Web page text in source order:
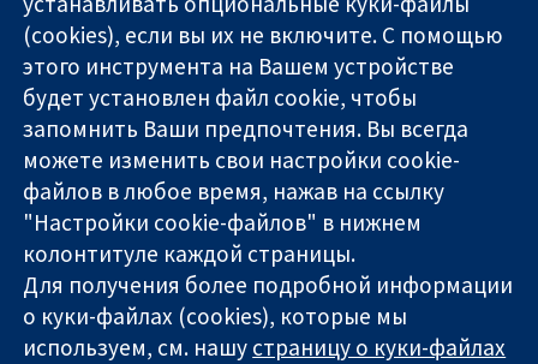
Надёжные
доказательства
Информированные
решения
Во благо
здоровья
Square
London
W1G 0AN
United Kingdom
нами
Новости
Пресс-
служба
О нас
Работа
Cochrane
Library
The Cochrane Collaboration is a charity (no. 1045921) and a
company limited by guarantee (no. 03044323) registered in
England & Wales. VAT registration number GB 718 2127 49.
(cookies), если вы их не включите. С помощью
этого инструмента на Вашем устройстве
будет установлен файл cookie, чтобы
запомнить Ваши предпочтения. Вы всегда
можете изменить свои настройки cookie-
файлов в любое время, нажав на ссылку
"Настройки cookie-файлов" в нижнем
колонтитуле каждой страницы.
Для получения более подробной информации
о куки-файлах (cookies), которые мы
используем, см. нашу страницу о куки-файлах